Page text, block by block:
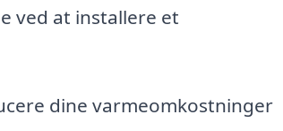
ved at installere et
dine varmeomkostninger